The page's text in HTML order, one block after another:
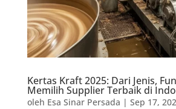
Kertas Kraft 2025: Dari Jenis,
Memilih Supplier Terbaik di
oleh Esa Sinar Persada | Sep 17,